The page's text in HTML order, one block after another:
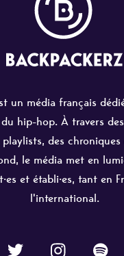
un média français
hip-hop. À travers
playlists, des
le média met en
et établi·es, tant en
l'international.